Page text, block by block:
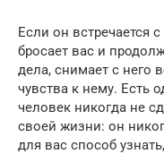
Если он встречается
бросает вас и
дела, снимает с него
чувства к нему. Есть
человек никогда не
своей жизни: он
для вас способ